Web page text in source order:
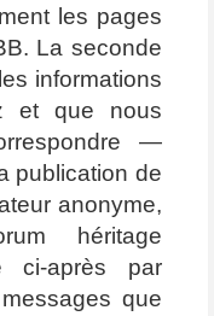
les pages
La seconde
informations
et que nous
—
publication de
anonyme,
héritage
ci-après par
que